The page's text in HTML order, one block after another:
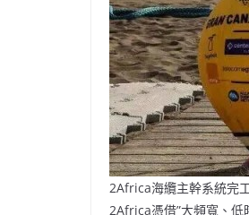
2Africa海纜主幹系統完
2Africa憑借”大頻寬、低